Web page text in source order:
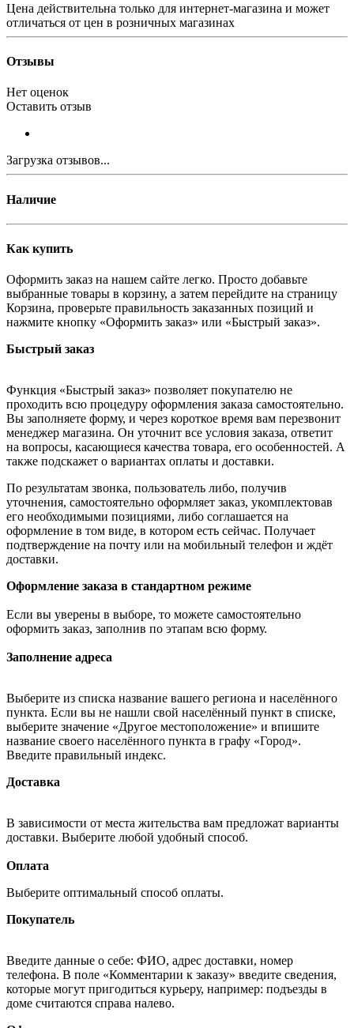
Цена действительна только для интернет-магазина и может
отличаться от цен в розничных магазинах
Отзывы
Нет оценок
Оставить отзыв
Загрузка отзывов...
Наличие
Как купить
Оформить заказ на нашем сайте легко. Просто добавьте
выбранные товары в корзину, а затем перейдите на страницу
Корзина, проверьте правильность заказанных позиций и
нажмите кнопку «Оформить заказ» или «Быстрый заказ».
Быстрый заказ
Функция «Быстрый заказ» позволяет покупателю не
проходить всю процедуру оформления заказа самостоятельно.
Вы заполняете форму, и через короткое время вам перезвонит
менеджер магазина. Он уточнит все условия заказа, ответит
на вопросы, касающиеся качества товара, его особенностей. А
также подскажет о вариантах оплаты и доставки.
По результатам звонка, пользователь либо, получив
уточнения, самостоятельно оформляет заказ, укомплектовав
его необходимыми позициями, либо соглашается на
оформление в том виде, в котором есть сейчас. Получает
подтверждение на почту или на мобильный телефон и ждёт
доставки.
Оформление заказа в стандартном режиме
Если вы уверены в выборе, то можете самостоятельно
оформить заказ, заполнив по этапам всю форму.
Заполнение адреса
Выберите из списка название вашего региона и населённого
пункта. Если вы не нашли свой населённый пункт в списке,
выберите значение «Другое местоположение» и впишите
название своего населённого пункта в графу «Город».
Введите правильный индекс.
Доставка
В зависимости от места жительства вам предложат варианты
доставки. Выберите любой удобный способ.
Оплата
Выберите оптимальный способ оплаты.
Покупатель
Введите данные о себе: ФИО, адрес доставки, номер
телефона. В поле «Комментарии к заказу» введите сведения,
которые могут пригодиться курьеру, например: подъезды в
доме считаются справа налево.